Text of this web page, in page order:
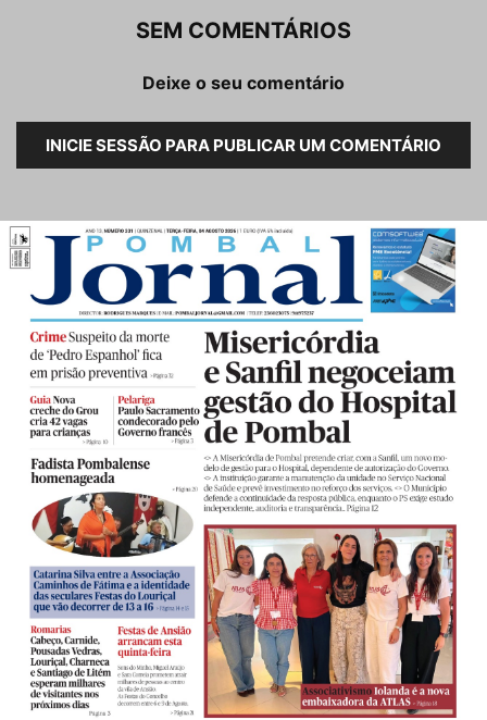
SEM COMENTÁRIOS
Deixe o seu comentário
INICIE SESSÃO PARA PUBLICAR UM COMENTÁRIO